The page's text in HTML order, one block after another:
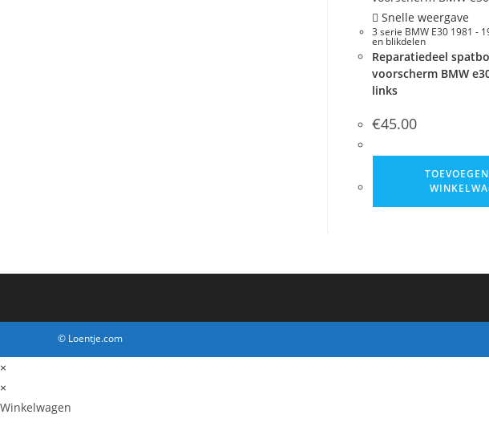
Snelle weergave
3 serie BMW E30 1981 -
en blikdelen
Reparatiedeel
voorscherm BMW
links
€45.00
© Loentje.com
×
×
Winkelwagen